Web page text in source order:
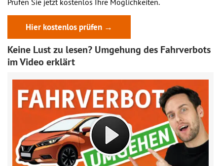
Prüfen Sie jetzt kostenlos Ihre Möglichkeiten.
Hier kostenlos prüfen →
Keine Lust zu lesen? Umgehung des Fahrverbots
im Video erklärt